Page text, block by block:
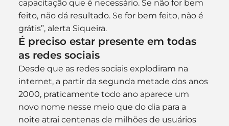
capacitação que é necessário. Se não for bem
feito, não dá resultado. Se for bem feito, não é
grátis”, alerta Siqueira.
É preciso estar presente em todas
as redes sociais
Desde que as redes sociais explodiram na
internet, a partir da segunda metade dos anos
2000, praticamente todo ano aparece um
novo nome nesse meio que do dia para a
noite atrai centenas de milhões de usuários